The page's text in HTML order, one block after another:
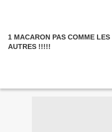
1 MACARON PAS COMME LES
AUTRES !!!!!